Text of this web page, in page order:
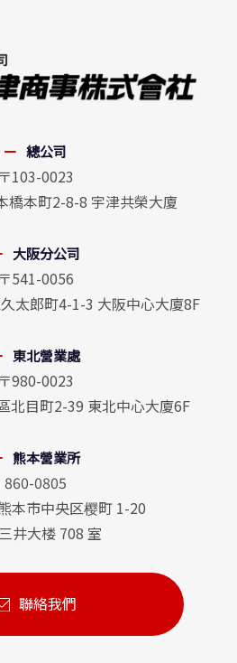
總公司
〒103-0023
橋本町2-8-8 宇津共榮大廈
大阪分公司
〒541-0056
太郎町4-1-3 大阪中心大廈8F
東北營業處
〒980-0023
北目町2-39 東北中心大廈6F
熊本營業所
860-0805
本市中央区樱町 1-20
井大楼 708 室
聯絡我們